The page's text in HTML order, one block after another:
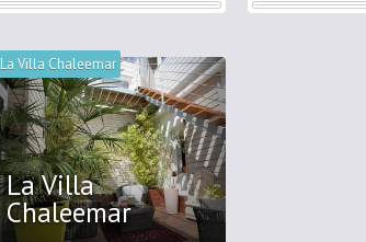
La Villa Chaleemar
La Villa
Chaleemar